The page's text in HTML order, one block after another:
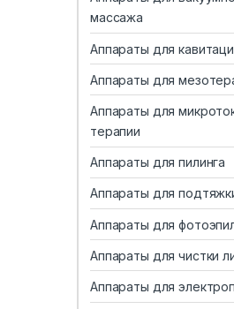
массажа
Аппараты для
Аппараты для
Аппараты для
терапии
Аппараты для пилинга
Аппараты для
Аппараты для
Аппараты для чистки
Аппараты для